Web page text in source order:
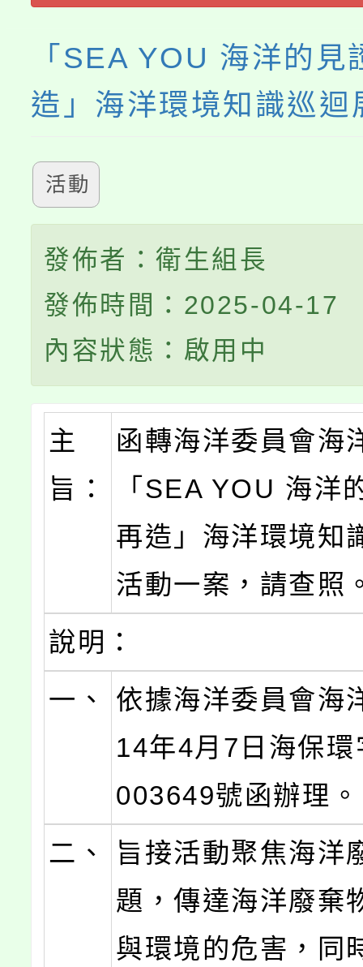
心理、諮商輔導、社會
系所師生報名參加。
「SEA YOU 海洋的見
造」海洋環境知識巡迴
活動
發佈者：衛生組長
發佈時間：2025-04-17
內容狀態：啟用中
主
旨：
函轉海洋委員會海
「SEA YOU 海洋
再造」海洋環境知
活動一案，請查照
說明：
一、
依據海洋委員會海
14年4月7日海保
003649號函辦理。
二、
旨接活動聚焦海洋
題，傳達海洋廢棄
與環境的危害，同